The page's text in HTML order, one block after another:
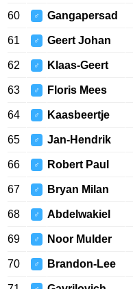
60 ♂ Gangapersad
61 ♂ Geert Johan
62 ♂ Klaas-Geert
63 ♂ Floris Mees
64 ♂ Kaasbeertje
65 ♂ Jan-Hendrik
66 ♂ Robert Paul
67 ♂ Bryan Milan
68 ♂ Abdelwakiel
69 ♂ Noor Mulder
70 ♂ Brandon-Lee